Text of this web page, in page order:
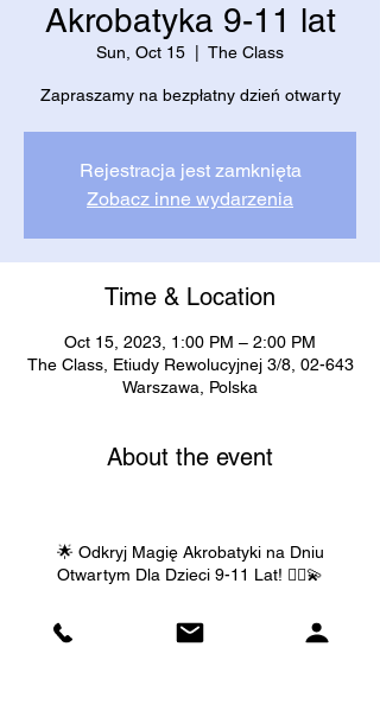
Akrobatyka 9-11 lat
Sun, Oct 15 The Class
Zapraszamy na bezpłatny dzień otwarty
Rejestracja jest zamknięta
Zobacz inne wydarzenia
Time & Location
Oct 15, 2023, 1:00 PM – 2:00 PM
The Class, Etiudy Rewolucyjnej 3/8, 02-643
Warszawa, Polska
About the event
🌟 Odkryj Magię Akrobatyki na Dniu
Otwartym Dla Dzieci 9-11 Lat! 🤸‍♂️💫
Serdecznie zapraszamy wszystkie młode
akrobatki i akrobatów w wieku 9-11 lat oraz